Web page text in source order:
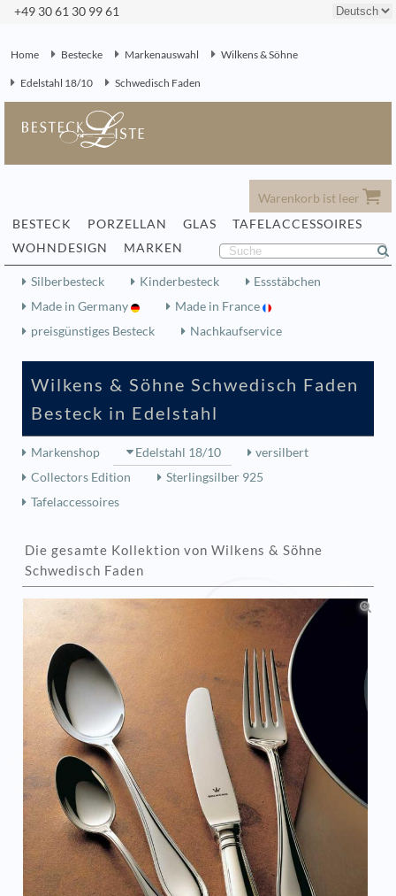
+49 30 61 30 99 61
Home Bestecke Markenauswahl Wilkens & Söhne
Edelstahl 18/10 Schwedisch Faden
Warenkorb ist leer
BESTECK
PORZELLAN GLAS
TAFELACCESSOIRES
WOHNDESIGN
MARKEN
Silberbesteck Kinderbesteck
Essstäbchen
Made in Germany
Made in France
preisgünstiges Besteck
Nachkaufservice
Wilkens & Söhne Schwedisch Faden
Besteck in Edelstahl
Markenshop Edelstahl 18/10
versilbert
Collectors Edition
Sterlingsilber 925
Tafelaccessoires
Die gesamte Kollektion von Wilkens & Söhne
Schwedisch Faden